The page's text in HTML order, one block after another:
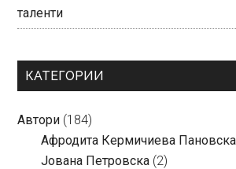
таленти
КАТЕГОРИИ
Автори (184)
Aфродита Кермичиева Пановска
Јована Петровска (2)